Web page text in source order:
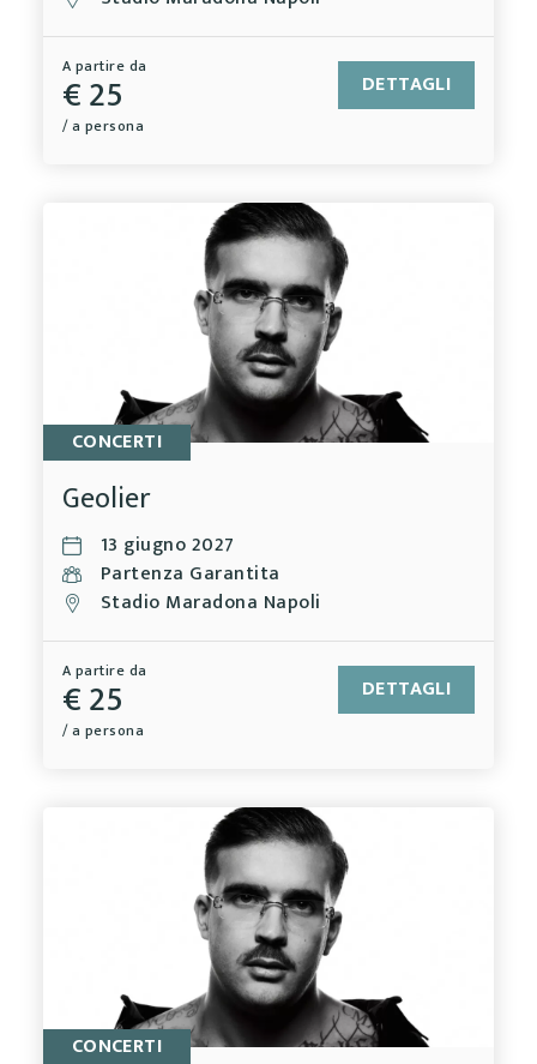
A partire da
€ 25
/ a persona
DETTAGLI
CONCERTI
Geolier
13 giugno 2027
Partenza Garantita
Stadio Maradona Napoli
A partire da
€ 25
/ a persona
DETTAGLI
CONCERTI